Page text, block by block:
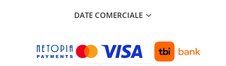
DATE COMERCIALE